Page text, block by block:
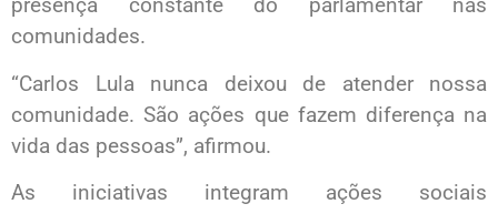
presença constante do parlamentar nas
comunidades.
“Carlos Lula nunca deixou de atender nossa
comunidade. São ações que fazem diferença na
vida das pessoas”, afirmou.
As iniciativas integram ações sociais